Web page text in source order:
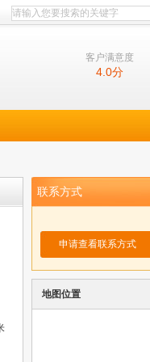
客户满意度
4.0分
联系方式
申请查看联系方式
地图位置